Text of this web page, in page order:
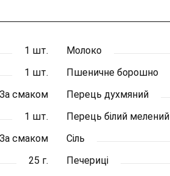
1 шт. Молоко
1 шт. Пшеничне борошно
За смаком Перець духмяний
1 шт. Перець білий мелений
За смаком Сіль
25 г. Печериці